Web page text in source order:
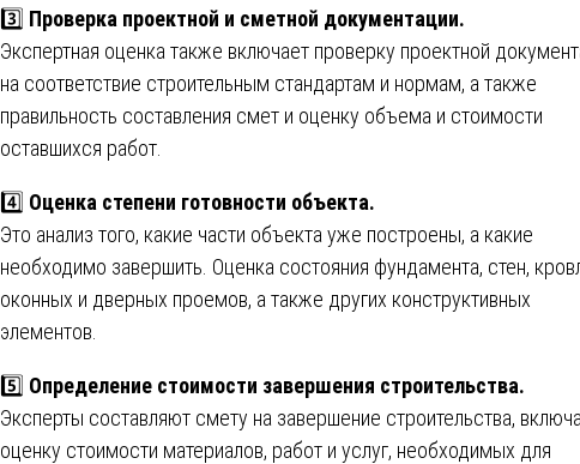
3️⃣ Проверка проектной и сметной документации.
Экспертная оценка также включает проверку проектной
на соответствие строительным стандартам и нормам, а также
правильность составления смет и оценку объема и стоимости
оставшихся работ.
4️⃣ Оценка степени готовности объекта.
Это анализ того, какие части объекта уже построены, а какие
необходимо завершить. Оценка состояния фундамента, стен,
оконных и дверных проемов, а также других конструктивных
элементов.
5️⃣ Определение стоимости завершения строительства.
Эксперты составляют смету на завершение строительства,
оценку стоимости материалов, работ и услуг, необходимых для